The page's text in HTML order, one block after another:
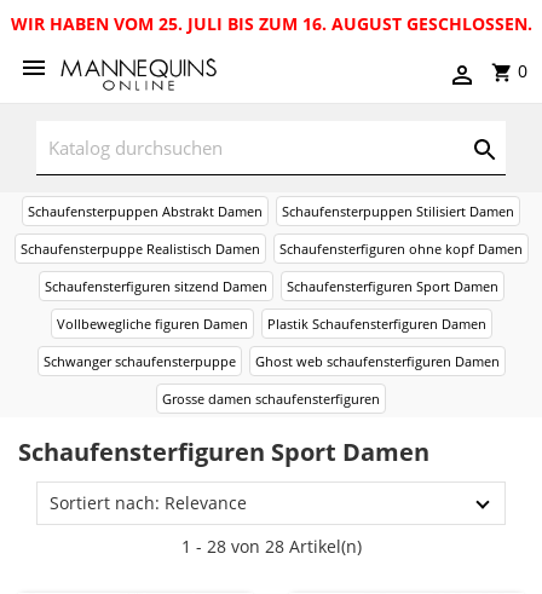
WIR HABEN VOM 25. JULI BIS ZUM 16. AUGUST GESCHLOSSEN.
0
Schaufensterpuppen Abstrakt Damen Schaufensterpuppen Stilisiert Damen
Schaufensterpuppe Realistisch Damen Schaufensterfiguren ohne kopf Damen
Schaufensterfiguren sitzend Damen Schaufensterfiguren Sport Damen
Vollbewegliche figuren Damen Plastik Schaufensterfiguren Damen
Schwanger schaufensterpuppe Ghost web schaufensterfiguren Damen
Grosse damen schaufensterfiguren
Schaufensterfiguren Sport Damen
Sortiert nach: Relevance
1 - 28 von 28 Artikel(n)